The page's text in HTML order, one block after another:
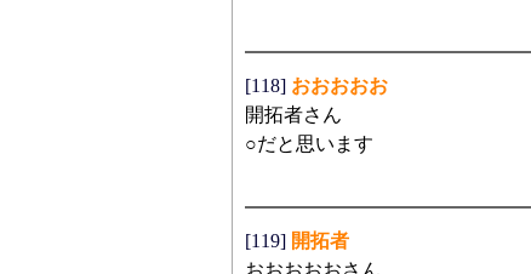
[118] おおおおお
開拓者さん
○だと思います
[119] 開拓者
おおおおおさん